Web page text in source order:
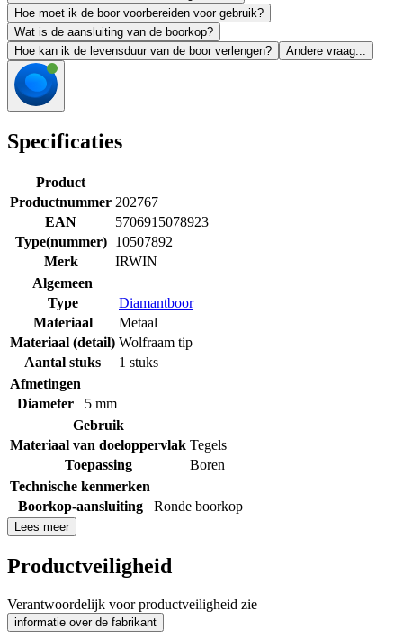
Hoe moet ik de boor voorbereiden voor gebruik?
Wat is de aansluiting van de boorkop?
Hoe kan ik de levensduur van de boor verlengen?
Andere vraag...
Specificaties
Product
Productnummer 202767
EAN
5706915078923
Type(nummer)
10507892
Merk
IRWIN
Algemeen
Type
Diamantboor
Materiaal
Metaal
Materiaal (detail) Wolfraam tip
Aantal stuks
1 stuks
Afmetingen
Diameter
5 mm
Gebruik
Materiaal van doeloppervlak Tegels
Toepassing
Boren
Technische kenmerken
Boorkop-aansluiting
Ronde boorkop
Lees meer
Productveiligheid
Verantwoordelijk voor productveiligheid zie
informatie over de fabrikant